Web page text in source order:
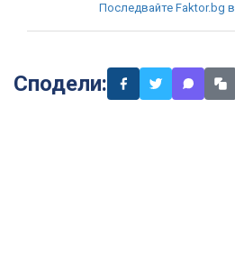
Последвайте Faktor.bg в
Сподели: